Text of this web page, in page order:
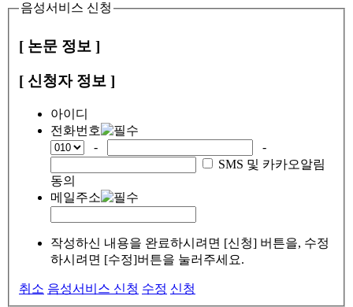
음성서비스 신청
[ 논문 정보 ]
[ 신청자 정보 ]
아이디
전화번호
-
-
SMS 및 카카오알림
동의
메일주소
작성하신 내용을 완료하시려면 [신청] 버튼을, 수정
하시려면 [수정]버튼을 눌러주세요.
취소 음성서비스 신청 수정 신청